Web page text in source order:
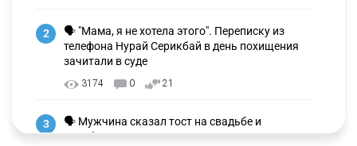
2
🗣 "Мама, я не хотела этого". Переписку из
телефона Нурай Серикбай в день похищения
зачитали в суде
3174 0 21
3
🗣 Мужчина сказал тост на свадьбе и
заработал уголовное дело